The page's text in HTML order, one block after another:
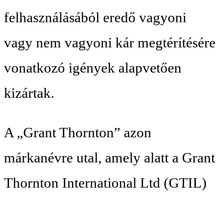
felhasználásából eredő vagyoni
vagy nem vagyoni kár megtérítésére
vonatkozó igények alapvetően
kizártak.
A „Grant Thornton” azon
márkanévre utal, amely alatt a Grant
Thornton International Ltd (GTIL)